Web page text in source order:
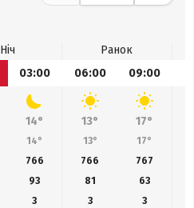
Ніч
Ранок
03:00 06:00 09:00
14° 13° 17°
14° 13° 17°
766 766 767
93 81 63
3 3
3